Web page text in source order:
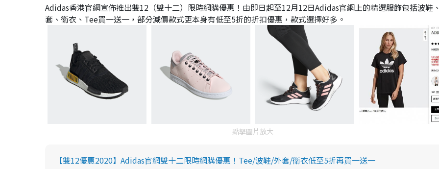
Adidas香港官網宣佈推出雙12（雙十二）限時網購優惠！由即日起至12月12日Adidas官網上的精選服飾包括波鞋
套、衛衣、Tee買一送一，部分減價款式更本身有低至5折的折扣優惠，款式選擇好多。
點擊圖片放大
【雙12優惠2020】Adidas官網雙十二限時網購優惠！Tee/波鞋/外套/衛衣低至5折再買一送一